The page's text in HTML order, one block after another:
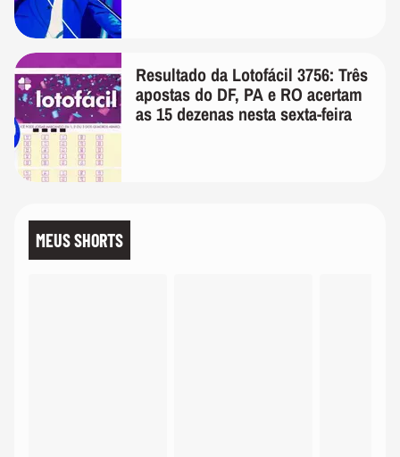
Resultado da Lotofácil 3756: Três
apostas do DF, PA e RO acertam
as 15 dezenas nesta sexta-feira
MEUS SHORTS